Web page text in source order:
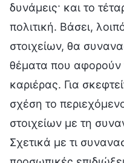
δυνάμεις· και το
πολιτική. Βάσει,
στοιχείων, θα
θέματα που αφορούν
καριέρας. Για
σχέση το
στοιχείων με τη
Σχετικά με τι